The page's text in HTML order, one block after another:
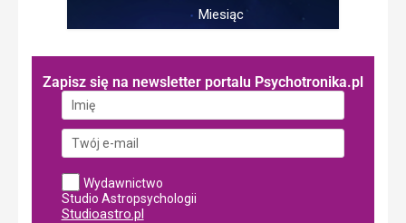
Miesiąc
Zapisz się na newsletter portalu Psychotronika.pl
Wydawnictwo
Studio Astropsychologii
Studioastro.pl